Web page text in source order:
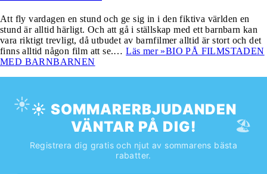
Att fly vardagen en stund och ge sig in i den fiktiva världen en
stund är alltid härligt. Och att gå i ställskap med ett barnbarn kan
vara riktigt trevligt, då utbudet av barnfilmer alltid är stort och det
finns alltid någon film att se.…Läs mer »BIO PÅ FILMSTADEN
MED BARNBARNEN
☀️
🏖️
☀️ SOMMARERBJUDANDEN
VÄNTAR PÅ DIG!
Registrera dig gratis och njut av sommarens bästa
rabatter.